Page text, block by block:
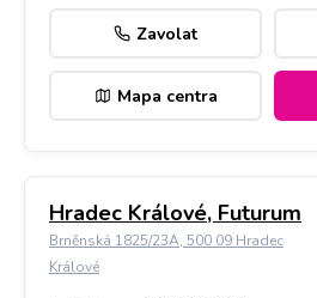
Zavolat
Mapa centra
Hradec Králové, Futurum
Brněnská 1825/23A, 500 09 Hradec
Králové